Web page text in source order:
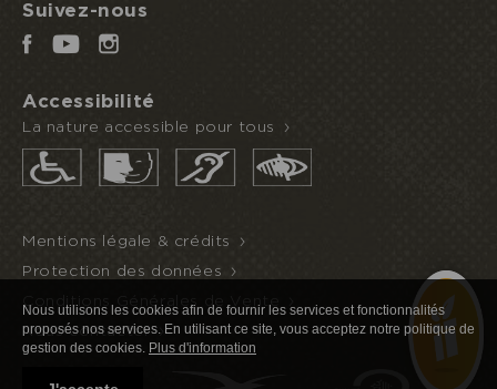
Suivez-nous
Accessibilité
La nature accessible pour tous
Mentions légale & crédits
Protection des données
Conditions Générales de Vente
Nous contacter
Nous utilisons les cookies afin de fournir les services et fonctionnalités
proposés nos services. En utilisant ce site, vous acceptez notre politique de
gestion des cookies. Plus d'information